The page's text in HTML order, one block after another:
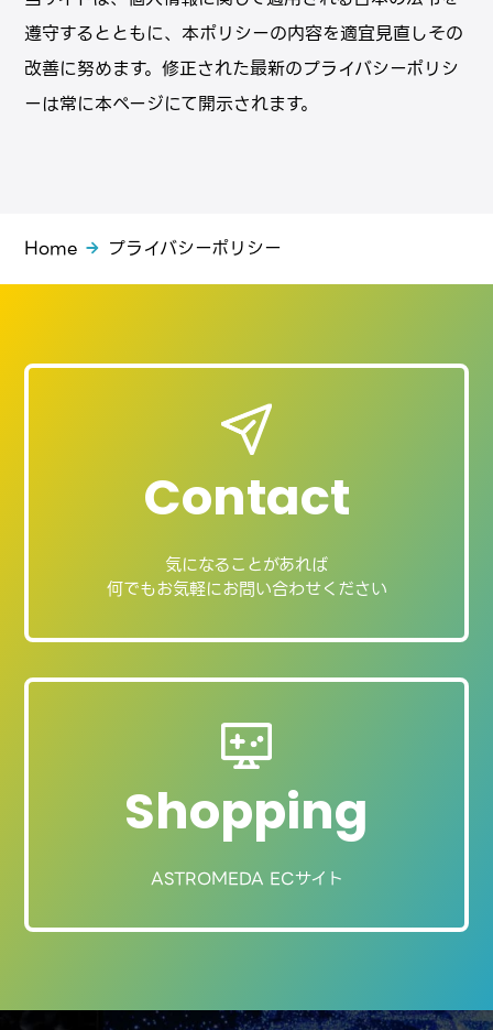
遵守するとともに、本ポリシーの内容を適宜⾒直しその
改善に努めます。修正された最新のプライバシーポリシ
ーは常に本ページにて開⽰されます。
Home プライバシーポリシー
Contact
気になることがあれば
何でもお気軽にお問い合わせください
Shopping
ASTROMEDA ECサイト